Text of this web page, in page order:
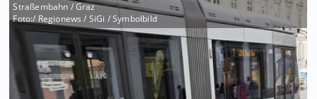
Straßembahn / Graz
Foto:/ Regionews / SiGi / Symbolbild